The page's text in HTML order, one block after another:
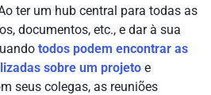
ter um hub central para todas as
documentos, etc., e dar à sua
todos podem encontrar as
sobre um projeto e
seus colegas, as reuniões